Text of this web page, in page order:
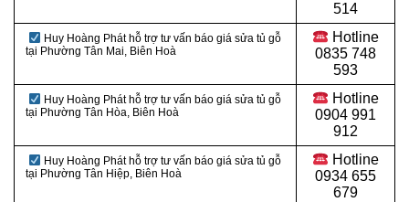
514
Huy Hoàng Phát hỗ trợ tư vấn báo giá sửa tủ gỗ
tại Phường Tân Mai, Biên Hoà
Hotline
0835 748
593
Huy Hoàng Phát hỗ trợ tư vấn báo giá sửa tủ gỗ
tại Phường Tân Hòa, Biên Hoà
Hotline
0904 991
912
Huy Hoàng Phát hỗ trợ tư vấn báo giá sửa tủ gỗ
tại Phường Tân Hiệp, Biên Hoà
Hotline
0934 655
679